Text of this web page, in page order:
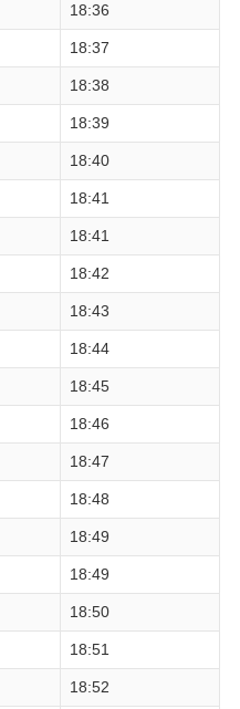
18:36
18:37
18:38
18:39
18:40
18:41
18:41
18:42
18:43
18:44
18:45
18:46
18:47
18:48
18:49
18:49
18:50
18:51
18:52